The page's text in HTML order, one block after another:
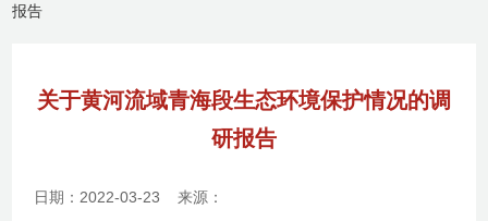
报告
关于黄河流域青海段生态环境保护情况的调
研报告
日期：2022-03-23 来源：